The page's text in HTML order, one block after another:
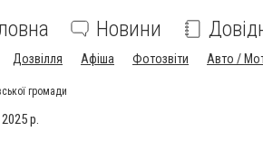
Новини
Дозвілля Афіша Фотозвіти Авто /
громади
р.